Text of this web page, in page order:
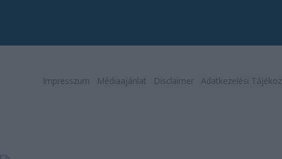
Impresszum Médiaajánlat Disclaimer Adatkezelési